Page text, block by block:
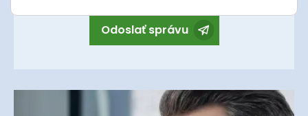
Odoslať správu